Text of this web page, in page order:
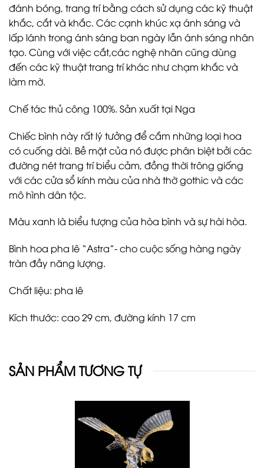
đánh bóng, trang trí bằng cách sử dụng các kỹ thuật
khắc, cắt và khắc. Các cạnh khúc xạ ánh sáng và
lấp lánh trong ánh sáng ban ngày lẫn ánh sáng nhân
tạo. Cùng với việc cắt,các nghệ nhân cũng dùng
đến các kỹ thuật trang trí khác như chạm khắc và
làm mờ.
Chế tác thủ công 100%. Sản xuất tại Nga
Chiếc bình này rất lý tưởng để cắm những loại hoa
có cuống dài. Bề mặt của nó được phân biệt bởi các
đường nét trang trí biểu cảm, đồng thời trông giống
với các cửa sổ kính màu của nhà thờ gothic và các
mô hình dân tộc.
Màu xanh là biểu tượng của hòa bình và sự hài hòa.
Bình hoa pha lê “Astra”- cho cuộc sống hàng ngày
tràn đầy năng lượng.
Chất liệu: pha lê
Kích thước: cao 29 cm, đường kính 17 cm
SẢN PHẨM TƯƠNG TỰ